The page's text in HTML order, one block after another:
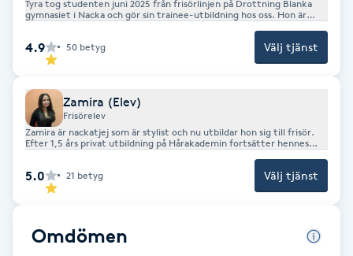
Gravidmassage
Gravidyoga
Gruppträning
Tyra tog studenten juni 2025 från frisörlinjen på Drottning Blanka
gymnasiet i Nacka och gör sin trainee-utbildning hos oss. Hon är
duktig frisör. Tyra utför behandlingar till rabatterat elevpris. ATT
TÄNKA PÅ NÄR MAN BOKAR HOS ELEV: Ha gott om tid på dig.
Eleverna tar längre tid på sig under sin upplärning, så det är viktigt
arbetsmiljö. Vi älskar barn, men när du har tid hos en frisörelev vill vi
att du tar med någon som kan underhålla ditt barn medan du blir fin
i håret!
4.9 50 betyg Välj tjänst
Zamira (Elev)
Frisörelev
Zamira är nackatjej som är stylist och nu utbildar hon sig till frisör.
Efter 1,5 års privat utbildning på Hårakademin fortsätter hennes
5.0 21 betyg Välj tjänst
Omdömen